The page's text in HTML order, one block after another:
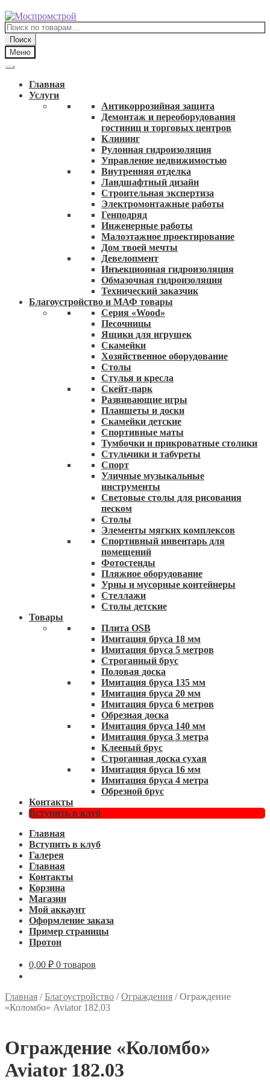
Перейти
к
навигации
Перейти
к
содержимому
Искать:
Поиск
Меню
Главная
Услуги
Антикоррозийная защита
Демонтаж и переоборудования
гостиниц и торговых центров
Клининг
Рулонная гидроизоляция
Управление недвижимостью
Внутренняя отделка
Ландшафтный дизайн
Строительная экспертиза
Электромонтажные работы
Генподряд
Инженерные работы
Малоэтажное проектирование
Дом твоей мечты
Девелопмент
Инъекционная гидроизоляция
Обмазочная гидроизоляция
Технический заказчик
Благоустройство и МАФ товары
Серия «Wood»
Песочницы
Ящики для игрушек
Скамейки
Хозяйственное оборудование
Столы
Стулья и кресла
Скейт-парк
Развивающие игры
Планшеты и доски
Скамейки детские
Спортивные маты
Тумбочки и прикроватные столики
Стульчики и табуреты
Спорт
Уличные музыкальные
инструменты
Световые столы для рисования
песком
Столы
Элементы мягких комплексов
Спортивный инвентарь для
помещений
Фотостенды
Пляжное оборудование
Урны и мусорные контейнеры
Стеллажи
Столы детские
Товары
Плита OSB
Имитация бруса 18 мм
Имитация бруса 5 метров
Строганный брус
Половая доска
Имитация бруса 135 мм
Имитация бруса 20 мм
Имитация бруса 6 метров
Обрезная доска
Имитация бруса 140 мм
Имитация бруса 3 метра
Клееный брус
Строганная доска сухая
Имитация бруса 16 мм
Имитация бруса 4 метра
Обрезной брус
Контакты
Вступить в клуб
Главная
Вступить в клуб
Галерея
Главная
Контакты
Корзина
Магазин
Мой аккаунт
Оформление заказа
Пример страницы
Протон
0,00 ₽ 0 товаров
Главная /Благоустройство /Ограждения /Ограждение
«Коломбо» Aviator 182.03
Ограждение «Коломбо»
Aviator 182.03